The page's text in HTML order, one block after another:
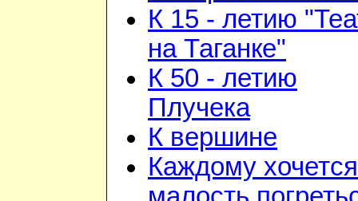
К 15 - летию
на Таганке"
К 50 - летию
Плучека
К вершине
Каждому хочется